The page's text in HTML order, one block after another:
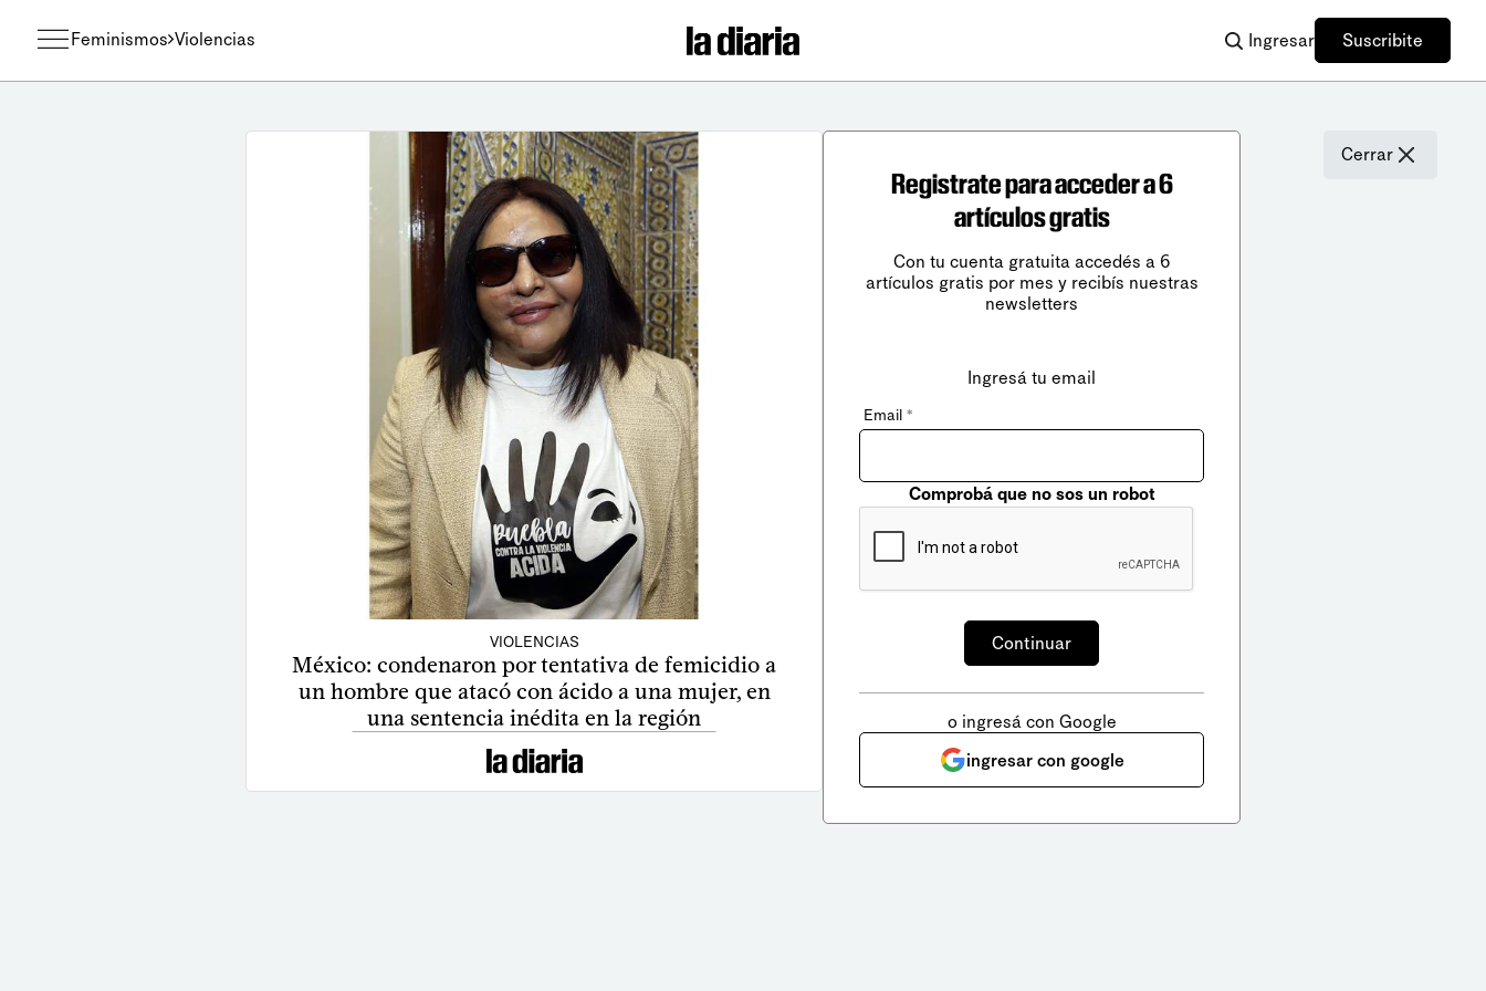
Feminismos Violencias Ingresar Suscribite
VIOLENCIAS
México: condenaron por tentativa de femicidio a
un hombre que atacó con ácido a una mujer, en
una sentencia inédita en la región
Cerrar
Registrate para acceder a 6
artículos gratis
Con tu cuenta gratuita accedés a 6
artículos gratis por mes y recibís nuestras
newsletters
Ingresá tu email
Email *
Comprobá que no sos un robot
o ingresá con Google
ingresar con google